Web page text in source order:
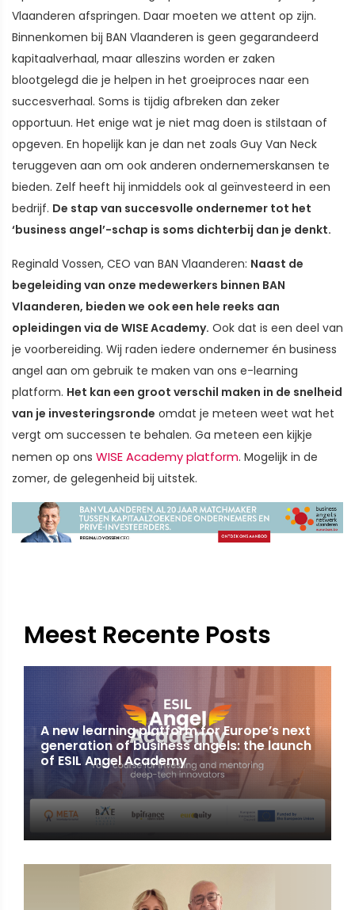
Vlaanderen afspringen. Daar moeten we attent op zijn.
Binnenkomen bij BAN Vlaanderen is geen gegarandeerd
kapitaalverhaal, maar alleszins worden er zaken
blootgelegd die je helpen in het groeiproces naar een
succesverhaal. Soms is tijdig afbreken dan zeker
opportuun. Het enige wat je niet mag doen is stilstaan of
opgeven. En hopelijk kan je dan net zoals Guy Van Neck
teruggeven aan om ook anderen ondernemerskansen te
bieden. Zelf heeft hij inmiddels ook al geïnvesteerd in een
bedrijf. De stap van succesvolle ondernemer tot het
‘business angel’-schap is soms dichterbij dan je denkt.
Reginald Vossen, CEO van BAN Vlaanderen: Naast de
begeleiding van onze medewerkers binnen BAN
Vlaanderen, bieden we ook een hele reeks aan
opleidingen via de WISE Academy. Ook dat is een deel van
je voorbereiding. Wij raden iedere ondernemer én business
angel aan om gebruik te maken van ons e-learning
platform. Het kan een groot verschil maken in de snelheid
van je investeringsronde omdat je meteen weet wat het
vergt om successen te behalen. Ga meteen een kijkje
nemen op ons WISE Academy platform. Mogelijk in de
zomer, de gelegenheid bij uitstek.
Meest Recente Posts
A new learning platform for Europe’s next
generation of business angels: the launch
of ESIL Angel Academy